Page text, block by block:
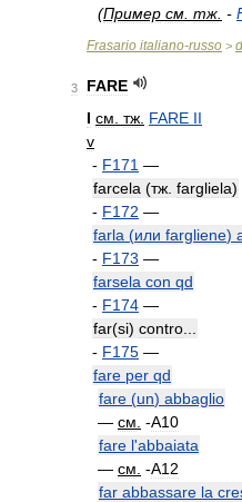
(Пример см тж -
Frasario italiano-russo >
3
FARE
I см тж FARE II
v
- F171 —
farcela (тж fargliela)
- F172 —
farla (или fargliene)
- F173 —
farsela con qd
- F174 —
far(si) contro
- F175 —
fare per qd
fare (un) abbaglio
— см -A10
fare l'abbaiata
— см -A12
far abbassare la